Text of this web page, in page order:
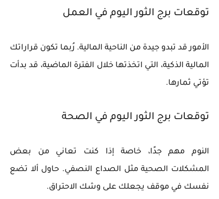
توقعات برج الثور اليوم في العمل
الأمور قد تبدو جيدة من الناحية المالية. رُبما تكون قراراتك
المالية الذكية، التي اتخذتها خلال الفترة الماضية، قد بدأت
تؤتي ثمارها.
توقعات برج الثور اليوم في الصحة
​​النوم مهم جدًا، خاصة إذا كنت تعاني من بعض
المشكلات الصحية مثل الصداع النصفي. حاول ألا تضع
نفسك في موقف يجعلك على وشك الاحتراق.